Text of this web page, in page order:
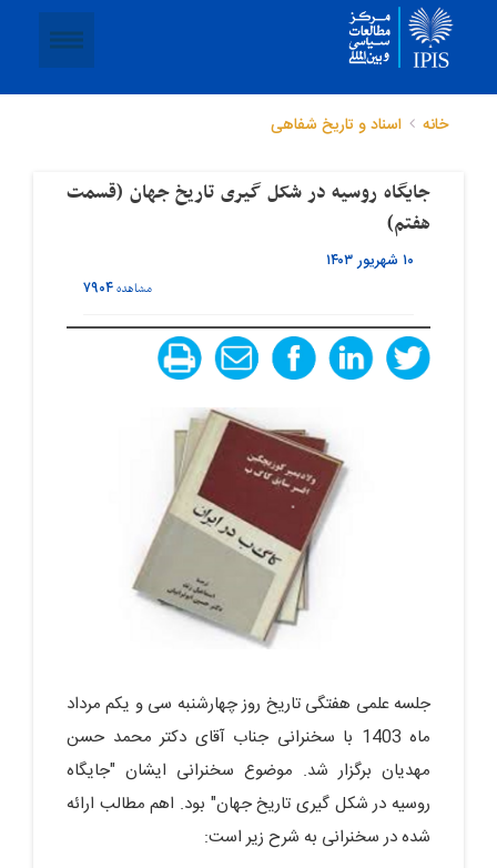
خانه اسناد و تاریخ شفاهی
جایگاه روسیه در شکل گیری تاریخ جهان (قسمت
هفتم)
۱۰ شهریور ۱۴۰۳
مشاهده۷۹۰۴
جلسه علمی هفتگی تاریخ روز چهارشنبه سی و یکم مرداد
ماه 1403 با سخنرانی جناب آقای دکتر محمد حسن
مهدیان برگزار شد. موضوع سخنرانی ایشان "جایگاه
روسیه در شکل گیری تاریخ جهان" بود. اهم مطالب ارائه
شده در سخنرانی به شرح زیر است: